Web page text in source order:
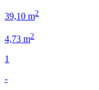
39,10 m2
4,73 m2
1
-